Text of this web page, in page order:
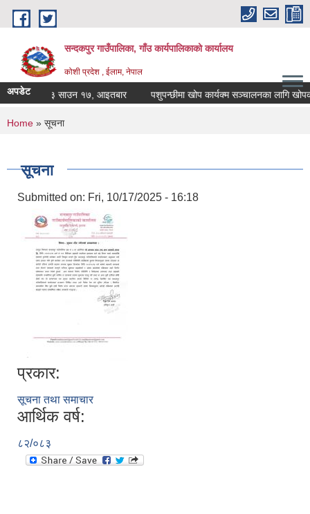
Skip to main content
सन्दकपुर गाउँपालिका, गाँउ कार्यपालिकाको कार्यालय
कोशी प्रदेश , ईलाम, नेपाल
अपडेट
निर्णय २०८३ साउन १७, आइतबार पशुपन्छीमा खोप कार्यक्म सञ्चालनका लागि
You are here
Home » सूचना
सूचना
Submitted on: Fri, 10/17/2025 - 16:18
प्रकार:
सूचना तथा समाचार
आर्थिक वर्ष:
८२/०८३